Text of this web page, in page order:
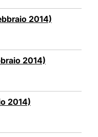
2014)
2014)
2014)